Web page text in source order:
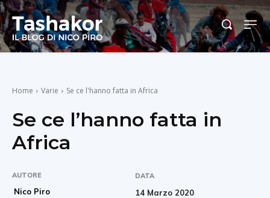
Home Varie Se ce l'hanno fatta in Africa
Se ce l’hanno fatta in
Africa
AUTORE
Nico Piro
DATA
14 Marzo 2020